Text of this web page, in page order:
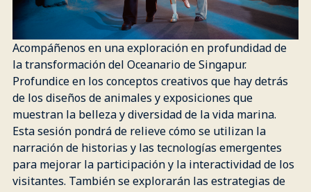
Acompáñenos en una exploración en profundidad de
la transformación del Oceanario de Singapur.
Profundice en los conceptos creativos que hay detrás
de los diseños de animales y exposiciones que
muestran la belleza y diversidad de la vida marina.
Esta sesión pondrá de relieve cómo se utilizan la
narración de historias y las tecnologías emergentes
para mejorar la participación y la interactividad de los
visitantes. También se explorarán las estrategias de